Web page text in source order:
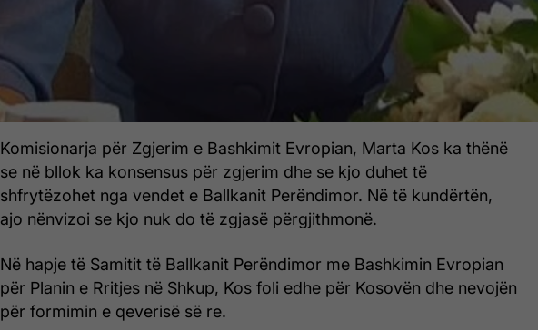
Komisionarja për Zgjerim e Bashkimit Evropian, Marta Kos ka thënë
se në bllok ka konsensus për zgjerim dhe se kjo duhet të
shfrytëzohet nga vendet e Ballkanit Perëndimor. Në të kundërtën,
ajo nënvizoi se kjo nuk do të zgjasë përgjithmonë.
Në hapje të Samitit të Ballkanit Perëndimor me Bashkimin Evropian
për Planin e Rritjes në Shkup, Kos foli edhe për Kosovën dhe nevojën
për formimin e qeverisë së re.